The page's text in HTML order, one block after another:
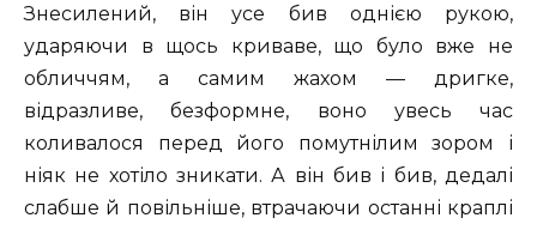
Знесилений, він усе бив однією рукою,
ударяючи в щось криваве, що було вже не
обличчям, а самим жахом — дригке,
відразливе, безформне, воно увесь час
коливалося перед його помутнілим зором і
ніяк не хотіло зникати. А він бив і бив, дедалі
слабше й повільніше, втрачаючи останні краплі